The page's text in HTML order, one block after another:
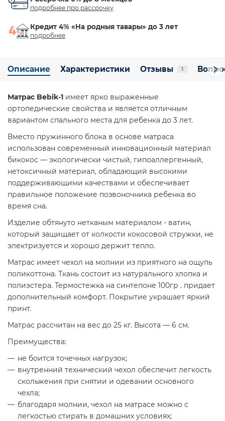
подробнее про рассрочку
Кредит 4% «На родныя тавары» до 3 лет
подробнее
Описание Характеристики Отзывы 1
Матрас Bebik-1 имеет ярко выраженные
ортопедические свойства и является отличным
вариантом спального места для ребенка до 3 лет.
Вместо пружинного блока в основе матраса
использован современный инновационный материал
бикокос — экологически чистый, гипоаллергенный,
нетоксичный материал, обладающий высокими
поддерживающими качествами и обеспечивает
правильное положение позвоночника ребенка во
время сна.
Изделие обтянуто нетканым материалом - ватин,
который защищает от колкости кокосовой стружки, не
электризуется и хорошо держит тепло.
Матрас имеет чехол на молнии из приятного на ощупь
поликоттона. Ткань состоит из натурального хлопка и
полиэстера. Термостежка на синтепоне 100гр . придает
дополнительный комфорт. Покрытие украшает яркий
принт.
Матрас рассчитан на вес до 25 кг. Высота — 6 см.
Преимущества:
не боится точечных нагрузок;
внутренний технический чехол обеспечит легкость
скольжения при снятии и одевании основного
чехла;
благодаря молнии, чехол на матрасе можно с
легкостью стирать в домашних условиях;